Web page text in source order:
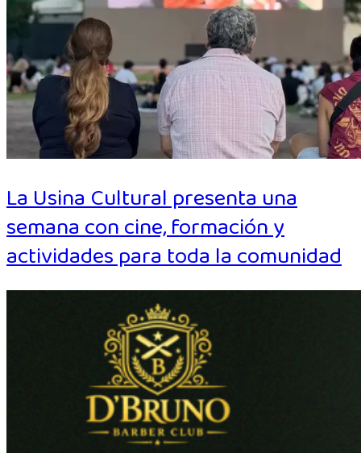
La Usina Cultural presenta una
semana con cine, formación y
actividades para toda la comunidad